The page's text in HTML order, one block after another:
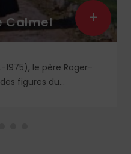
Calmel
1975), le père Roger-
figures du
de son ordre.
+